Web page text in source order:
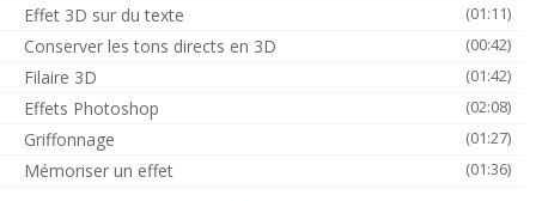
(01:11)
Effet 3D sur du texte
(00:42)
Conserver les tons directs en 3D
(01:42)
Filaire 3D
(02:08)
Effets Photoshop
(01:27)
Griffonnage
(01:36)
Mémoriser un effet